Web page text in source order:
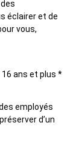
éclairer et de
vous,
ans et plus *
employés
d’un